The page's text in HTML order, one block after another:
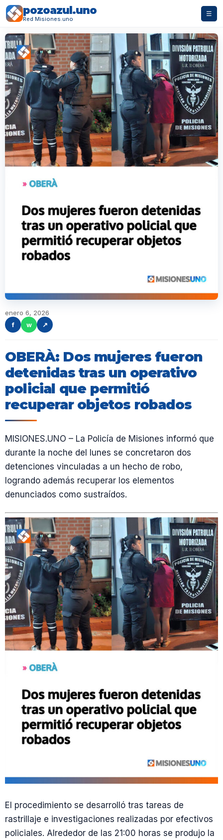
pozoazul.uno
Red Misiones.uno
☰
enero 6, 2026
f
w ↗
OBERÀ: Dos mujeres fueron
detenidas tras un operativo
policial que permitió
recuperar objetos robados
MISIONES.UNO – La Policía de Misiones informó que
durante la noche del lunes se concretaron dos
detenciones vinculadas a un hecho de robo,
logrando además recuperar los elementos
denunciados como sustraídos.
El procedimiento se desarrolló tras tareas de
rastrillaje e investigaciones realizadas por efectivos
policiales. Alrededor de las 21:00 horas se produjo la